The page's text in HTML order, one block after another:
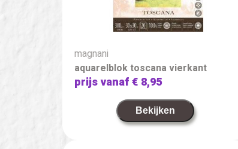
magnani
aquarelblok toscana vierkant
prijs vanaf€ 8,95
Bekijken